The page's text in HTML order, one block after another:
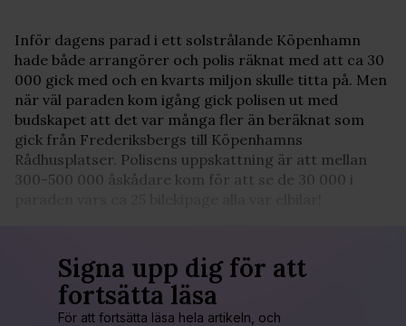
Inför dagens parad i ett solstrålande Köpenhamn
hade både arrangörer och polis räknat med att ca 30
000 gick med och en kvarts miljon skulle titta på. Men
när väl paraden kom igång gick polisen ut med
budskapet att det var många fler än beräknat som
gick från Frederiksbergs till Köpenhamns
Rådhusplatser. Polisens uppskattning är att mellan
300-500 000 åskådare kom för att se de 30 000 i
Signa upp dig för att
fortsätta läsa
För att fortsätta läsa hela artikeln, och